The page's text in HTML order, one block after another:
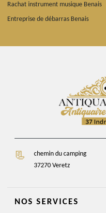
Rachat instrument musique Benais
Entreprise de débarras Benais
chemin du camping
37270 Veretz
NOS SERVICES